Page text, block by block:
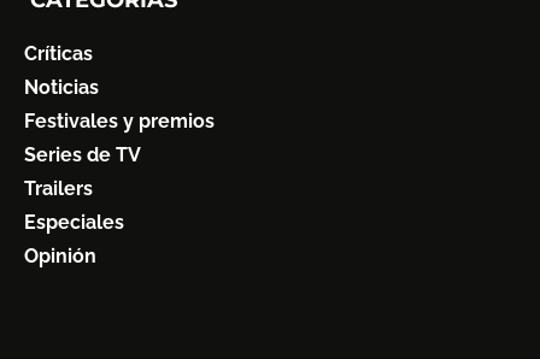
Críticas
Noticias
Festivales y premios
Series de TV
Trailers
Especiales
Opinión